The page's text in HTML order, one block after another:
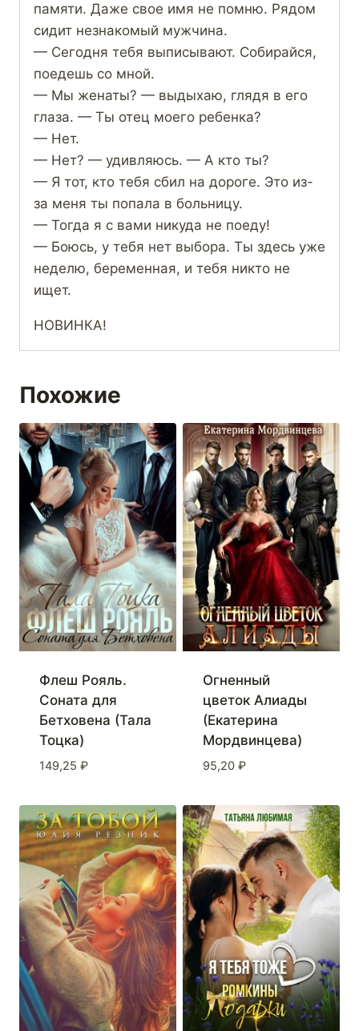
памяти. Даже свое имя не помню. Рядом
сидит незнакомый мужчина.
— Сегодня тебя выписывают. Собирайся,
поедешь со мной.
— Мы женаты? — выдыхаю, глядя в его
глаза. — Ты отец моего ребенка?
— Нет.
— Нет? — удивляюсь. — А кто ты?
— Я тот, кто тебя сбил на дороге. Это из-
за меня ты попала в больницу.
— Тогда я с вами никуда не поеду!
— Боюсь, у тебя нет выбора. Ты здесь уже
неделю, беременная, и тебя никто не
ищет.
НОВИНКА!
Похожие
Флеш Рояль.
Соната для
Бетховена (Тала
Тоцка)
149,25 ₽
Огненный
цветок Алиады
(Екатерина
Мордвинцева)
95,20 ₽